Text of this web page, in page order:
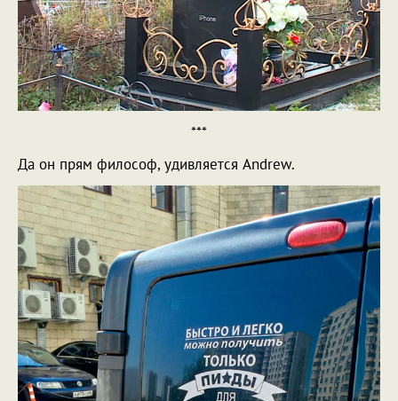
***
Да он прям философ, удивляется Andrew.